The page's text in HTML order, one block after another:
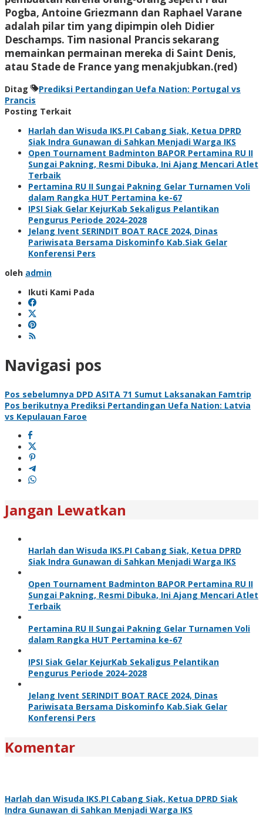
Pogba, Antoine Griezmann dan Raphael Varane
adalah pilar tim yang dipimpin oleh Didier
Deschamps. Tim nasional Prancis sekarang
memainkan permainan mereka di Saint Denis,
atau Stade de France yang menakjubkan.(red)
Ditag
Prediksi Pertandingan Uefa Nation: Portugal vs
Prancis
Posting Terkait
Harlah dan Wisuda IKS.PI Cabang Siak, Ketua DPRD
Siak Indra Gunawan di Sahkan Menjadi Warga IKS
Open Tournament Badminton BAPOR Pertamina RU II
Sungai Pakning, Resmi Dibuka, Ini Ajang Mencari Atlet
Terbaik
Pertamina RU II Sungai Pakning Gelar Turnamen Voli
dalam Rangka HUT Pertamina ke-67
IPSI Siak Gelar KejurKab Sekaligus Pelantikan
Pengurus Periode 2024-2028
Jelang Ivent SERINDIT BOAT RACE 2024, Dinas
Pariwisata Bersama Diskominfo Kab.Siak Gelar
Konferensi Pers
oleh admin
Ikuti Kami Pada
Navigasi pos
Pos sebelumnya DPD ASITA 71 Sumut Laksanakan Famtrip
Pos berikutnya Prediksi Pertandingan Uefa Nation: Latvia
vs Kepulauan Faroe
Jangan Lewatkan
Harlah dan Wisuda IKS.PI Cabang Siak, Ketua DPRD
Siak Indra Gunawan di Sahkan Menjadi Warga IKS
Open Tournament Badminton BAPOR Pertamina RU II
Sungai Pakning, Resmi Dibuka, Ini Ajang Mencari Atlet
Terbaik
Pertamina RU II Sungai Pakning Gelar Turnamen Voli
dalam Rangka HUT Pertamina ke-67
IPSI Siak Gelar KejurKab Sekaligus Pelantikan
Pengurus Periode 2024-2028
Jelang Ivent SERINDIT BOAT RACE 2024, Dinas
Pariwisata Bersama Diskominfo Kab.Siak Gelar
Konferensi Pers
Komentar
Harlah dan Wisuda IKS.PI Cabang Siak, Ketua DPRD Siak
Indra Gunawan di Sahkan Menjadi Warga IKS